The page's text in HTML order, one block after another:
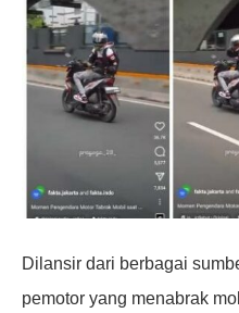
Dilansir dari berbagai
pemotor yang menabrak